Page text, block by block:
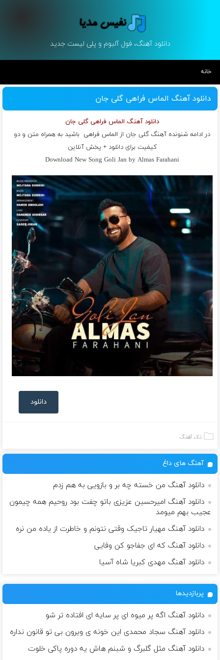
دانلود آهنگ، فول آلبوم و پلی لیست جدید
خانه
دانلود آهنگ الماس فراهی گلی جان
دانلود آهنگ الماس فراهی گلی جان
در ادامه شنونده آهنگ گلی جان از الماس فراهی باشید به همراه متن و دو
کیفیت برای دانلود + پخش آنلاین
Download New Song Goli Jan by Almas Farahani
دانلود
تک آهنگ
آهنگ های داغ
دانلود آهنگ من خسته چه بر و بازویی به هم زدم
دانلود آهنگ امیرحسین عزیزی باتو چفت بود روحیم همه چیمون
عجیب بهم میومد
دانلود آهنگ مهیار تاجیک وقتی نتونم و خاطرت از یاده من نره
دانلود آهنگ که ای جفاجو کن وفایی
دانلود آهنگ مهدی کبریا شاه آسیا
پربازدیدها
دانلود آهنگ اگه پر میوه ای پر سایه ای افتاده تر شو
دانلود آهنگ سجاد محمدی این خونه ی ویرون بی تو قانون نداره
دانلود آهنگ مثل گلبرگ و شبنم هاش یه دوره پاکی خلوت